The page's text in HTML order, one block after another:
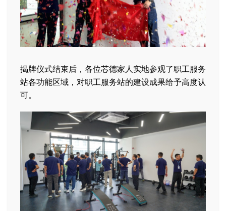
揭牌仪式结束后，各位芯德家人实地参观了职工服务
站各功能区域，对职工服务站的建设成果给予高度认
可。